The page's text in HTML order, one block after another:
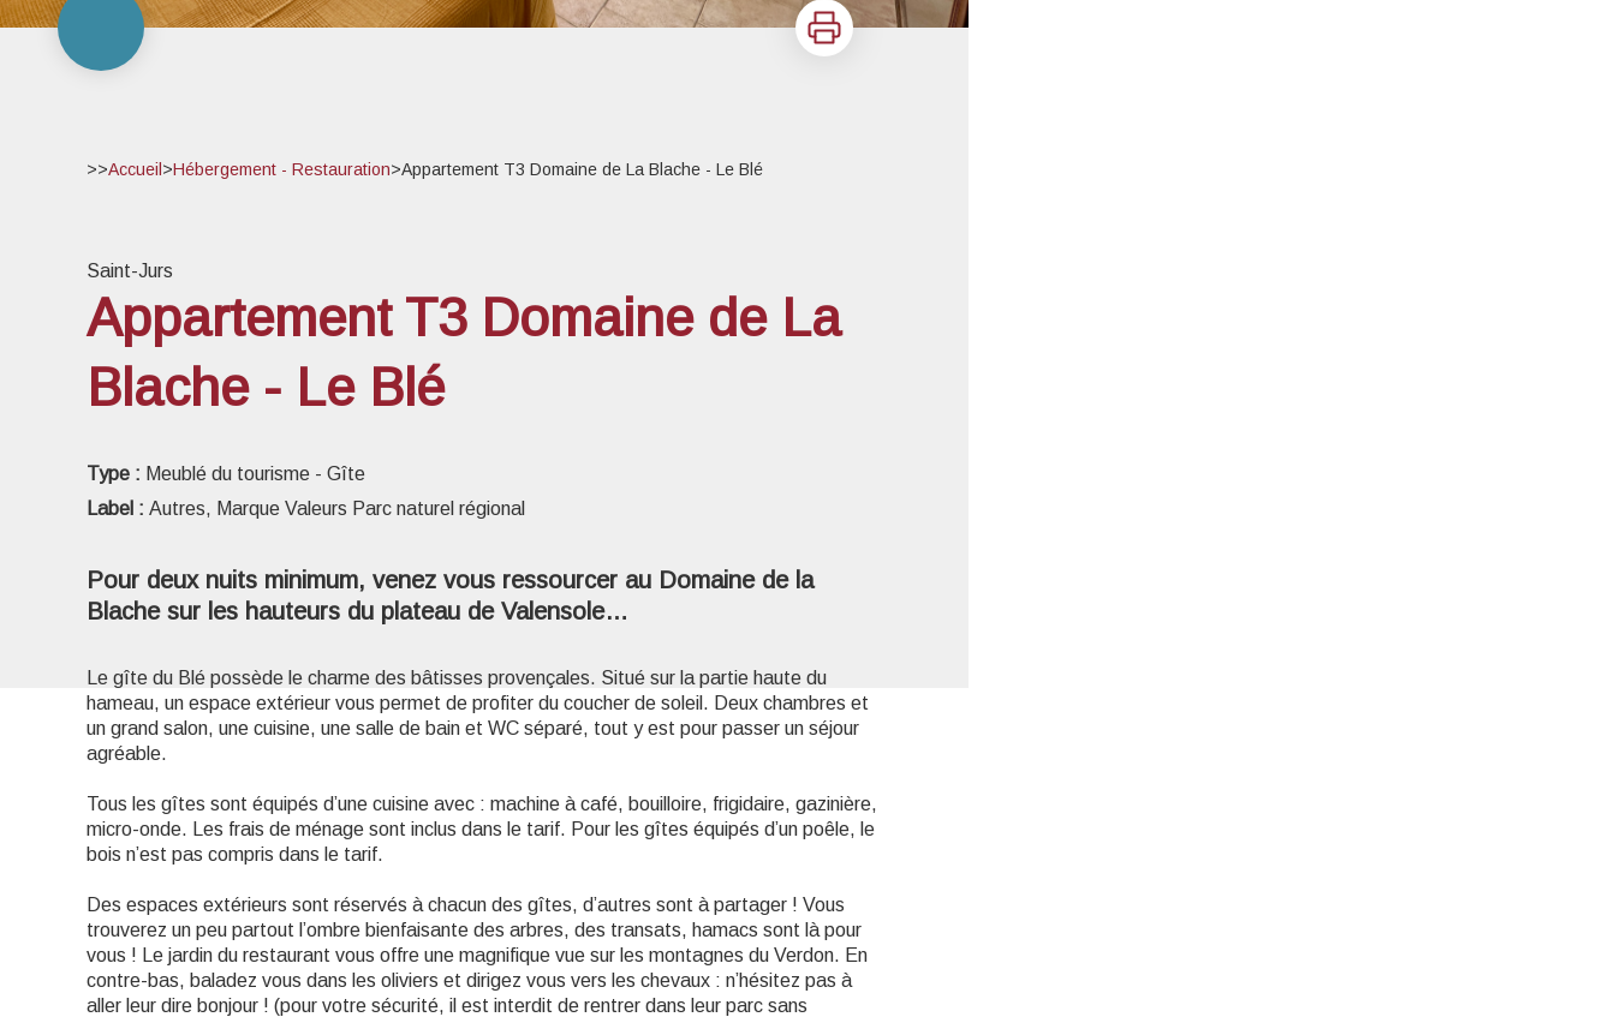
Imprimer
>>Accueil >Hébergement - Restauration>Appartement T3 Domaine de La Blache - Le Blé
Saint-Jurs
Appartement T3 Domaine de La
Blache - Le Blé
Type : Meublé du tourisme - Gîte
Label : Autres, Marque Valeurs Parc naturel régional
Pour deux nuits minimum, venez vous ressourcer au Domaine de la
Blache sur les hauteurs du plateau de Valensole…
Le gîte du Blé possède le charme des bâtisses provençales. Situé sur la partie haute du
hameau, un espace extérieur vous permet de profiter du coucher de soleil. Deux chambres et
un grand salon, une cuisine, une salle de bain et WC séparé, tout y est pour passer un séjour
agréable.
Tous les gîtes sont équipés d’une cuisine avec : machine à café, bouilloire, frigidaire, gazinière,
micro-onde. Les frais de ménage sont inclus dans le tarif. Pour les gîtes équipés d’un poêle, le
bois n’est pas compris dans le tarif.
Des espaces extérieurs sont réservés à chacun des gîtes, d’autres sont à partager ! Vous
trouverez un peu partout l’ombre bienfaisante des arbres, des transats, hamacs sont là pour
vous ! Le jardin du restaurant vous offre une magnifique vue sur les montagnes du Verdon. En
contre-bas, baladez vous dans les oliviers et dirigez vous vers les chevaux : n’hésitez pas à
aller leur dire bonjour ! (pour votre sécurité, il est interdit de rentrer dans leur parc sans